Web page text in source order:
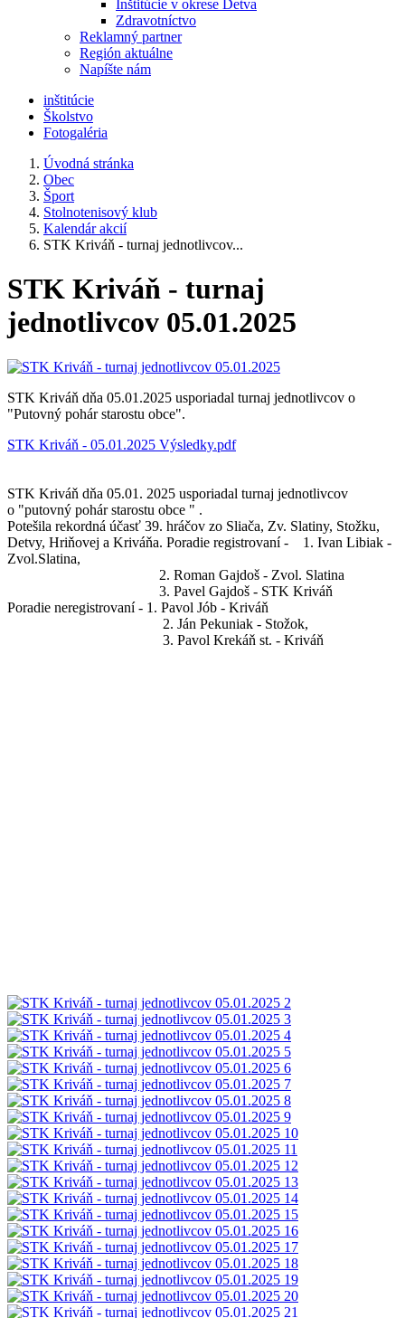
Inštitúcie v okrese Detva
Zdravotníctvo
Reklamný partner
Región aktuálne
Napíšte nám
inštitúcie
Školstvo
Fotogaléria
Úvodná stránka
Obec
Šport
Stolnotenisový klub
Kalendár akcií
STK Kriváň - turnaj jednotlivcov...
STK Kriváň - turnaj
jednotlivcov 05.01.2025
STK Kriváň dňa 05.01.2025 usporiadal turnaj jednotlivcov o
"Putovný pohár starostu obce".
STK Kriváň - 05.01.2025 Výsledky.pdf
STK Kriváň dňa 05.01. 2025 usporiadal turnaj jednotlivcov
o "putovný pohár starostu obce " .
Potešila rekordná účasť 39. hráčov zo Sliača, Zv. Slatiny, Stožku,
Detvy, Hriňovej a Kriváňa. Poradie registrovaní - 1. Ivan Libiak -
Zvol.Slatina,
2. Roman Gajdoš - Zvol. Slatina
3. Pavel Gajdoš - STK Kriváň
Poradie neregistrovaní - 1. Pavol Jób - Kriváň
2. Ján Pekuniak - Stožok,
3. Pavol Krekáň st. - Kriváň